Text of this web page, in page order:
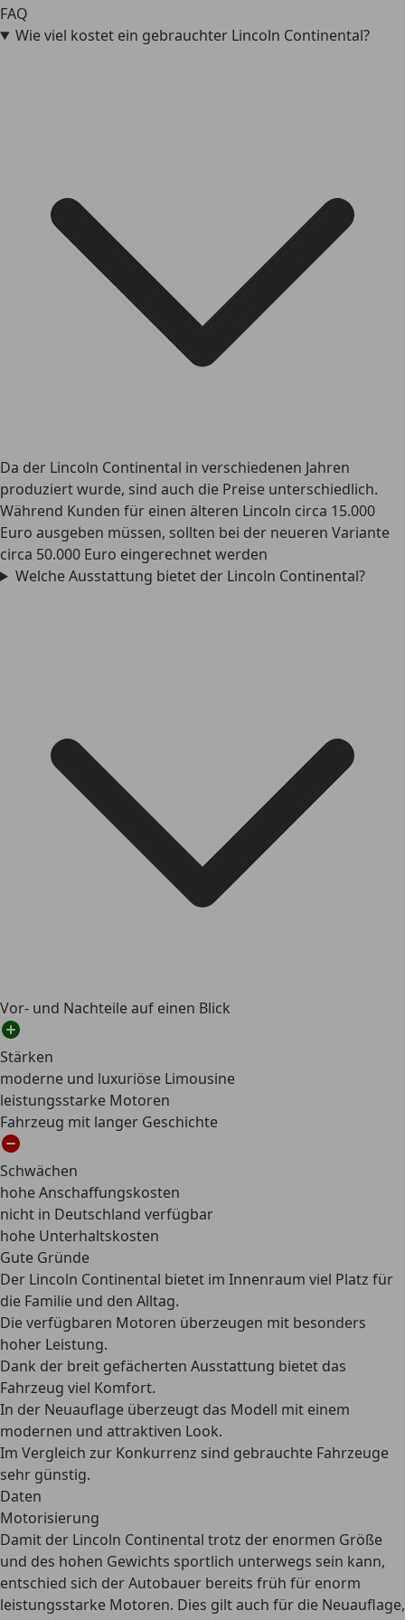
FAQ
Wie viel kostet ein gebrauchter Lincoln Continental?
Da der Lincoln Continental in verschiedenen Jahren
produziert wurde, sind auch die Preise unterschiedlich.
Während Kunden für einen älteren Lincoln circa 15.000
Euro ausgeben müssen, sollten bei der neueren Variante
circa 50.000 Euro eingerechnet werden
Welche Ausstattung bietet der Lincoln Continental?
Vor- und Nachteile auf einen Blick
Stärken
moderne und luxuriöse Limousine
leistungsstarke Motoren
Fahrzeug mit langer Geschichte
Schwächen
hohe Anschaffungskosten
nicht in Deutschland verfügbar
hohe Unterhaltskosten
Gute Gründe
Der Lincoln Continental bietet im Innenraum viel Platz für
die Familie und den Alltag.
Die verfügbaren Motoren überzeugen mit besonders
hoher Leistung.
Dank der breit gefächerten Ausstattung bietet das
Fahrzeug viel Komfort.
In der Neuauflage überzeugt das Modell mit einem
modernen und attraktiven Look.
Im Vergleich zur Konkurrenz sind gebrauchte Fahrzeuge
sehr günstig.
Daten
Motorisierung
Damit der Lincoln Continental trotz der enormen Größe
und des hohen Gewichts sportlich unterwegs sein kann,
entschied sich der Autobauer bereits früh für enorm
leistungsstarke Motoren. Dies gilt auch für die Neuauflage,